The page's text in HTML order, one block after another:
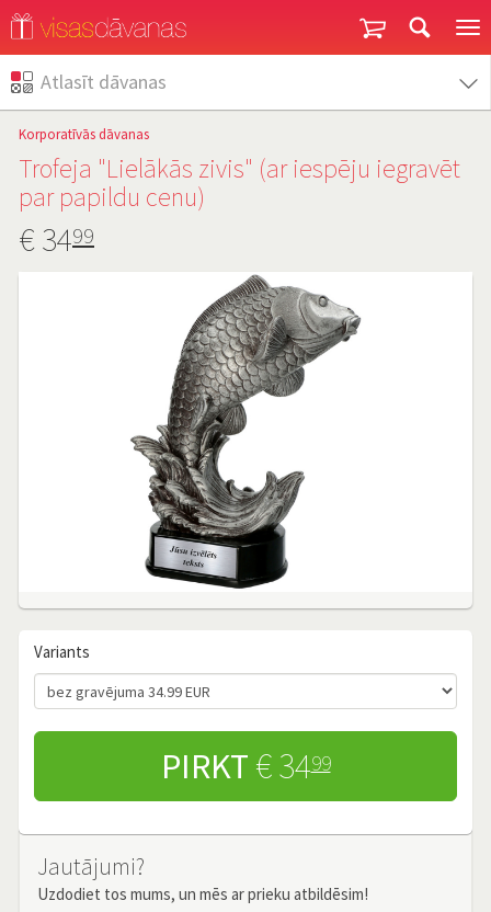
Atlasīt dāvanas
Korporatīvās dāvanas
Trofeja "Lielākās zivis" (ar iespēju iegravēt
par papildu cenu)
€3499
Variants
PIRKT € 3499
Jautājumi?
Uzdodiet tos mums, un mēs ar prieku atbildēsim!